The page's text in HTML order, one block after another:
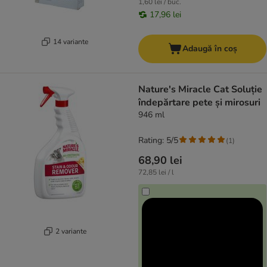
14 variante
17,96 lei
Adaugă în coș
2 variante
Nature's Miracle Cat Soluție
îndepărtare pete și mirosuri
946 ml
68,90 lei
72,85 lei / l
Rating: 5/5 (1)